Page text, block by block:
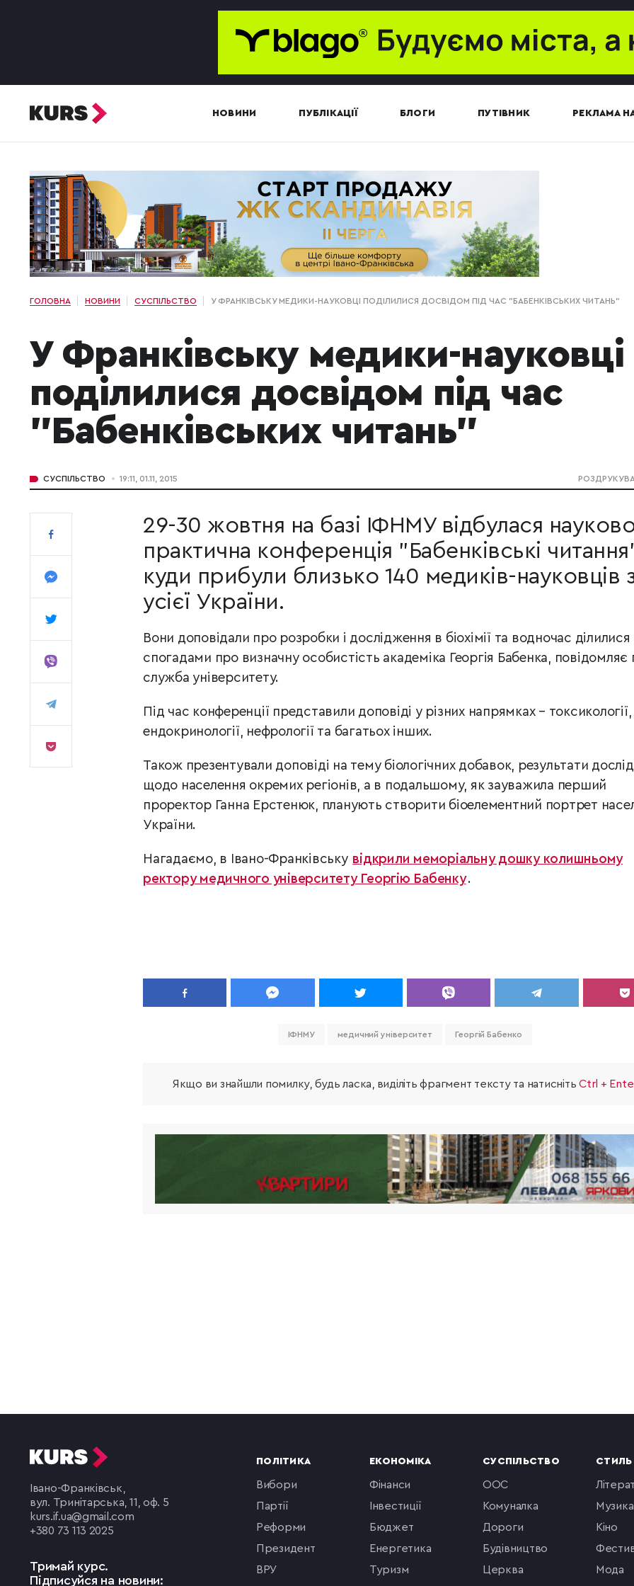
НОВИНИ ПУБЛІКАЦІЇ БЛОГИ ПУТІВНИК РЕКЛАМА
ГОЛОВНА НОВИНИ СУСПІЛЬСТВО У ФРАНКІВСЬКУ МЕДИКИ-НАУКОВЦІ ПОДІЛИЛИСЯ ДОСВІДОМ ПІД ЧАС "БАБЕНКІВСЬКИХ ЧИТАНЬ"
У Франківську медики-науковці
поділилися досвідом під час
"Бабенківських читань"
СУСПІЛЬСТВО 19:11, 01.11, 2015
29-30 жовтня на базі ІФНМУ відбулася
практична конференція "Бабенківські
куди прибули близько 140 медиків-науковців
усієї України.
Вони доповідали про розробки і дослідження в біохімії та водночас ділилися
спогадами про визначну особистість академіка Георгія Бабенка, повідомляє
служба університету.
Під час конференції представили доповіді у різних напрямках – токсикології,
ендокринології, нефрології та багатьох інших.
Також презентували доповіді на тему біологічних добавок, результати
щодо населення окремих регіонів, а в подальшому, як зауважила перший
проректор Ганна Ерстенюк, планують створити біоелементний портрет
України.
Нагадаємо, в Івано-Франківську відкрили меморіальну дошку колишньому
ректору медичного університету Георгію Бабенку.
ІФНМУ медичний університет Георгій Бабенко
Якщо ви знайшли помилку, будь ласка, виділіть фрагмент тексту та натиснітьCtrl +
Івано-Франківськ,
вул. Тринітарська, 11, оф. 5
kurs.if.ua@gmail.com
+380 73 113 2025
Тримай курс.
Підписуйся на новини:
ПОЛІТИКА
вибори
партії
реформи
президент
ВРУ
ЕКОНОМІКА
фінанси
інвестиції
бюджет
енергетика
туризм
СУСПІЛЬСТВО
ООС
комуналка
Дороги
будівництво
церква
музика
кіно
мода